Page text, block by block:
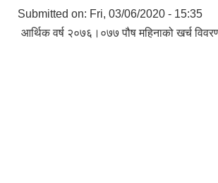
Submitted on: Fri, 03/06/2020 - 15:35
आर्थिक वर्ष २०७६।०७७ पौष महिनाको खर्च